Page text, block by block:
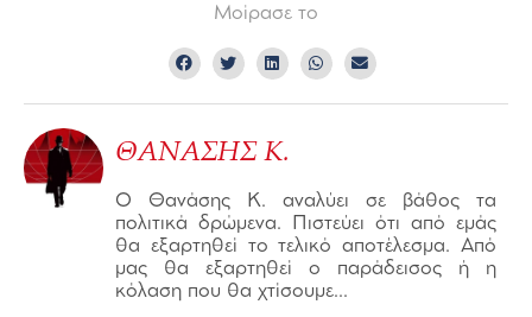
Μοίρασε το
ΘΑΝΑΣΗΣ Κ.
Ο Θανάσης Κ. αναλύει σε βάθος τα
πολιτικά δρώμενα. Πιστεύει ότι από εμάς
θα εξαρτηθεί το τελικό αποτέλεσμα. Από
μας θα εξαρτηθεί ο παράδεισος ή η
κόλαση που θα χτίσουμε...